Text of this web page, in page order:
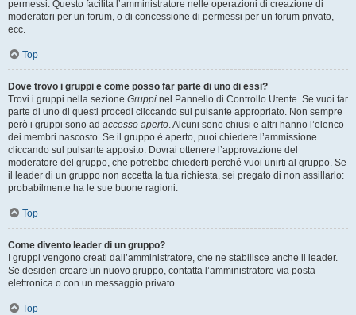
permessi. Questo facilita l’amministratore nelle operazioni di creazione di
moderatori per un forum, o di concessione di permessi per un forum privato,
ecc.
Top
Dove trovo i gruppi e come posso far parte di uno di essi?
Trovi i gruppi nella sezione Gruppi nel Pannello di Controllo Utente. Se vuoi far
parte di uno di questi procedi cliccando sul pulsante appropriato. Non sempre
però i gruppi sono ad accesso aperto. Alcuni sono chiusi e altri hanno l’elenco
dei membri nascosto. Se il gruppo è aperto, puoi chiedere l’ammissione
cliccando sul pulsante apposito. Dovrai ottenere l’approvazione del
moderatore del gruppo, che potrebbe chiederti perché vuoi unirti al gruppo. Se
il leader di un gruppo non accetta la tua richiesta, sei pregato di non assillarlo:
probabilmente ha le sue buone ragioni.
Top
Come divento leader di un gruppo?
I gruppi vengono creati dall’amministratore, che ne stabilisce anche il leader.
Se desideri creare un nuovo gruppo, contatta l’amministratore via posta
elettronica o con un messaggio privato.
Top